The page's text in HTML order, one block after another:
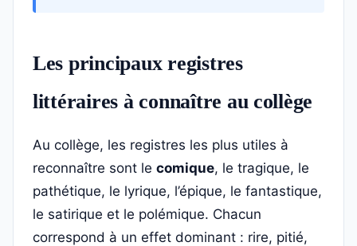
Les principaux registres
littéraires à connaître au collège
Au collège, les registres les plus utiles à
reconnaître sont le comique, le tragique, le
pathétique, le lyrique, l’épique, le fantastique,
le satirique et le polémique. Chacun
correspond à un effet dominant : rire, pitié,